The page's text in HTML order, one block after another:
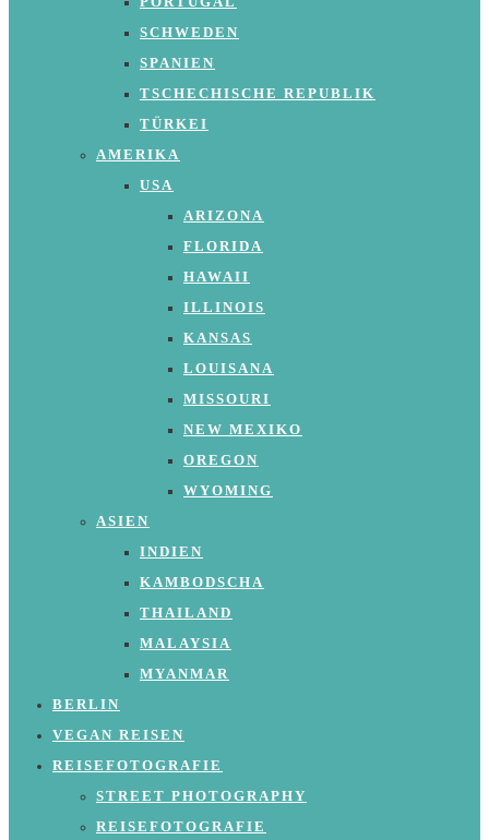
SCHWEDEN
SPANIEN
TSCHECHISCHE REPUBLIK
TÜRKEI
AMERIKA
USA
ARIZONA
FLORIDA
HAWAII
ILLINOIS
KANSAS
LOUISANA
MISSOURI
NEW MEXIKO
OREGON
WYOMING
ASIEN
INDIEN
KAMBODSCHA
THAILAND
MALAYSIA
MYANMAR
BERLIN
VEGAN REISEN
REISEFOTOGRAFIE
STREET PHOTOGRAPHY
REISEFOTOGRAFIE